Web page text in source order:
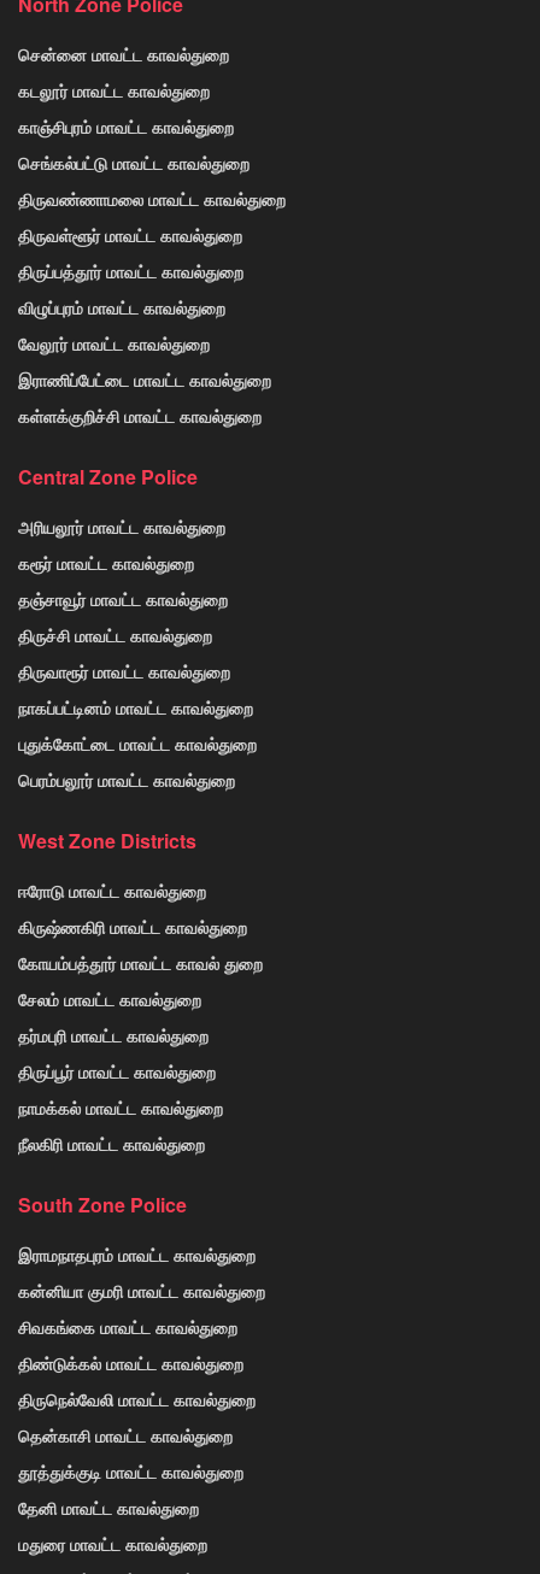
சென்னை மாவட்ட காவல்துறை
கடலூர் மாவட்ட காவல்துறை
காஞ்சிபுரம் மாவட்ட காவல்துறை
செங்கல்பட்டு மாவட்ட காவல்துறை
திருவண்ணாமலை மாவட்ட காவல்துறை
திருவள்ளூர் மாவட்ட காவல்துறை
திருப்பத்தூர் மாவட்ட காவல்துறை
விழுப்புரம் மாவட்ட காவல்துறை
வேலூர் மாவட்ட காவல்துறை
இராணிப்பேட்டை மாவட்ட காவல்துறை
கள்ளக்குறிச்சி மாவட்ட காவல்துறை
Central Zone Police
அரியலூர் மாவட்ட காவல்துறை
கரூர் மாவட்ட காவல்துறை
தஞ்சாவூர் மாவட்ட காவல்துறை
திருச்சி மாவட்ட காவல்துறை
திருவாரூர் மாவட்ட காவல்துறை
நாகப்பட்டினம் மாவட்ட காவல்துறை
புதுக்கோட்டை மாவட்ட காவல்துறை
பெரம்பலூர் மாவட்ட காவல்துறை
West Zone Districts
ஈரோடு மாவட்ட காவல்துறை
கிருஷ்ணகிரி மாவட்ட காவல்துறை
கோயம்பத்தூர் மாவட்ட காவல் துறை
சேலம் மாவட்ட காவல்துறை
தர்மபுரி மாவட்ட காவல்துறை
திருப்பூர் மாவட்ட காவல்துறை
நாமக்கல் மாவட்ட காவல்துறை
நீலகிரி மாவட்ட காவல்துறை
South Zone Police
இராமநாதபுரம் மாவட்ட காவல்துறை
கன்னியா குமரி மாவட்ட காவல்துறை
சிவகங்கை மாவட்ட காவல்துறை
திண்டுக்கல் மாவட்ட காவல்துறை
திருநெல்வேலி மாவட்ட காவல்துறை
தென்காசி மாவட்ட காவல்துறை
தூத்துக்குடி மாவட்ட காவல்துறை
தேனி மாவட்ட காவல்துறை
மதுரை மாவட்ட காவல்துறை